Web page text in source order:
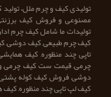
تولیدی کیف و چرم ملل،
مصنوعی و فروش کیف
تولیدات ما شامل کیف چرم
کیف چرم طبیعی, کیف دوشی,
تاپی چند منظوره, کیف
چرمی, قیمت ست کیف چرمی
دوشی, فروش کیف کوله
کیف لپ تاپی چند منظوره,